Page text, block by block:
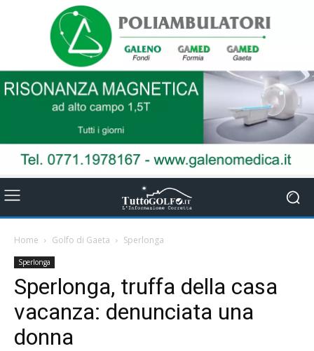
Home Golfo di Gaeta Sperlonga
Sperlonga
Sperlonga, truffa della casa
vacanza: denunciata una
donna